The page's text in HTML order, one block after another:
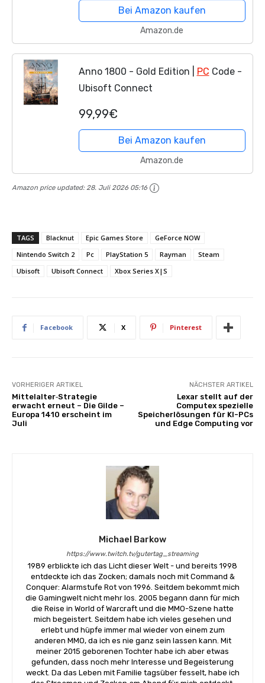
Bei Amazon kaufen
Amazon.de
Anno 1800 - Gold Edition | PC Code -
Ubisoft Connect
99,99€
Bei Amazon kaufen
Amazon.de
Amazon price updated:28. Juli 2026 05:16
TAGS Blacknut Epic Games Store
GeForce NOW
Nintendo Switch 2
Pc PlayStation 5 Rayman
Steam
Ubisoft
Ubisoft Connect Xbox Series X|S
Facebook X Pinterest
VORHERIGER ARTIKEL
Mittelalter‑Strategie
erwacht erneut – Die Gilde –
Europa 1410 erscheint im
Juli
NÄCHSTER ARTIKEL
Lexar stellt auf der
Computex spezielle
Speicherlösungen für KI-PCs
und Edge Computing vor
Michael Barkow
https://www.twitch.tv/gutertag_streaming
1989 erblickte ich das Licht dieser Welt - und bereits 1998
entdeckte ich das Zocken; damals noch mit Command &
Conquer: Alarmstufe Rot von 1996. Seitdem bekommt mich
die Gamingwelt nicht mehr los. 2005 begann dann für mich
die Reise in World of Warcraft und die MMO-Szene hatte
mich begeistert. Seitdem habe ich vieles gesehen und
erlebt und hüpfe immer mal wieder von einem zum
anderen MMO, da ich es nie ganz sein lassen kann. Mit
meiner 2015 geborenen Tochter habe ich aber etwas
gefunden, dass noch mehr Interesse und Begeisterung
weckt. Da das Leben mit Familie tagsüber fesselt, habe ich